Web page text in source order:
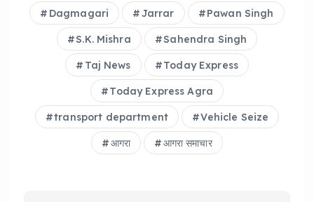
Dagmagari Jarrar Pawan Singh
S.K. Mishra Sahendra Singh
Taj News Today Express
Today Express Agra
transport department Vehicle Seize
आगरा आगरा समाचार